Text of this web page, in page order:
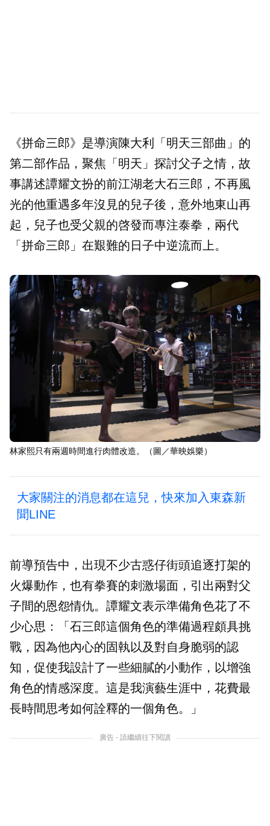
《拼命三郎》是導演陳大利「明天三部曲」的
第二部作品，聚焦「明天」探討父子之情，故
事講述譚耀文扮的前江湖老大石三郎，不再風
光的他重遇多年沒見的兒子後，意外地東山再
起，兒子也受父親的啓發而專注泰拳，兩代
「拼命三郎」在艱難的日子中逆流而上。
林家熙只有兩週時間進行肉體改造。（圖／華映娛樂）
大家關注的消息都在這兒，快來加入東森新
聞LINE
前導預告中，出現不少古惑仔街頭追逐打架的
火爆動作，也有拳賽的刺激場面，引出兩對父
子間的恩怨情仇。譚耀文表示準備角色花了不
少心思：「石三郎這個角色的準備過程頗具挑
戰，因為他內心的固執以及對自身脆弱的認
知，促使我設計了一些細膩的小動作，以增強
角色的情感深度。這是我演藝生涯中，花費最
長時間思考如何詮釋的一個角色。」
廣告 - 請繼續往下閱讀